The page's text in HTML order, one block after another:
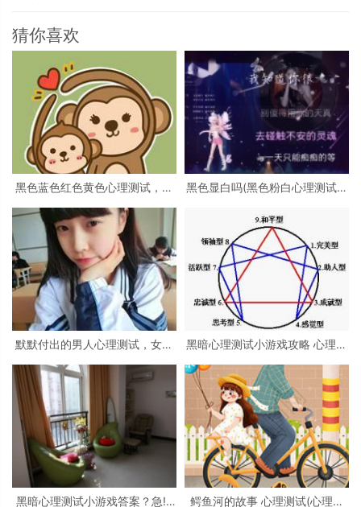
猜你喜欢
黑色蓝色红色黄色心理测试，心
绿色分别是什么
黑色显白吗(黑色粉白心理测试准
默默付出的男人心理测试，女生
黑暗心理测试小游戏攻略 心理测
黑暗心理测试小游戏答案？急!!!
鳄鱼河的故事 心理测试(心理测